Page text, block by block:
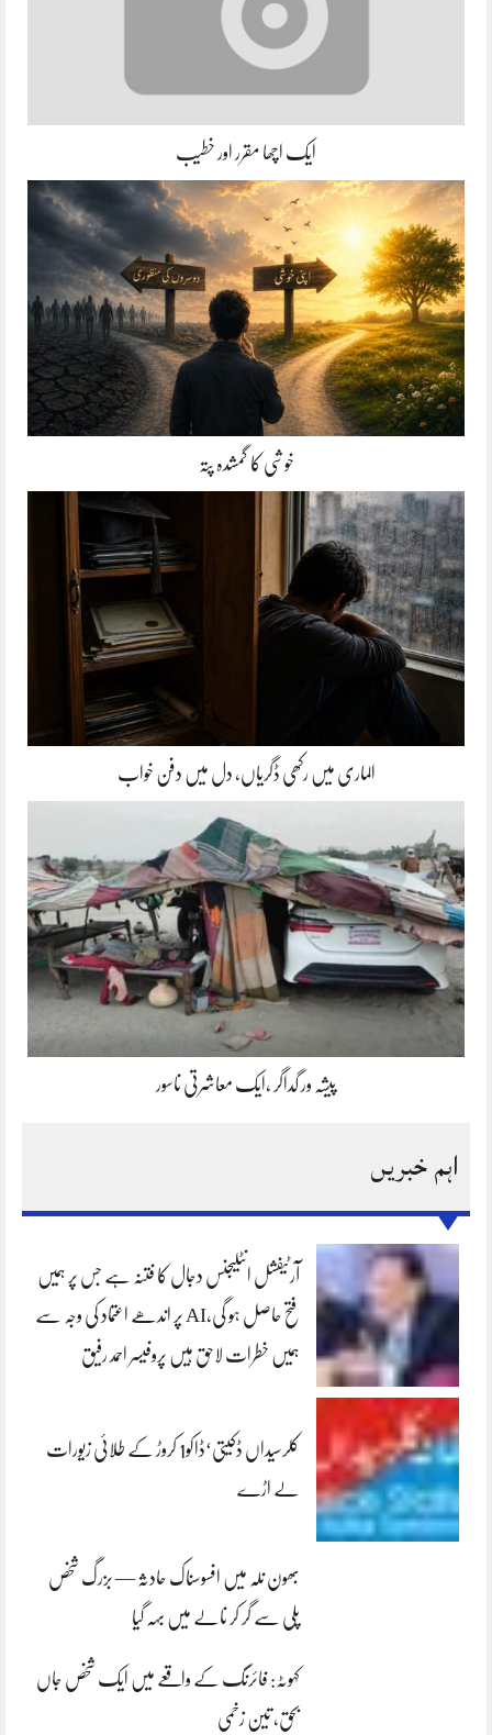
ایک اچھا مقرر اور خطیب
خوشی کا گمشدہ پتہ
الماری میں رکھی ڈگریاں، دل میں دفن خواب
پیشہ ور گداگر ،ایک معاشرتی ناسور
اہم خبریں
آرٹیفشل انٹلیجنس دجال کا فتنہ ہے جس پر ہمیں
فتح حاصل ہو گی،AI پر اندھے اعتماد کی وجہ سے
ہمیں خطرات لاحق ہیں پروفیسر احمد رفیق
کلرسیداں ڈکیتی‘ڈاکو1 کروڑ کے طلائی زیورات
لے اڑے
بھون نلہ میں افسوسناک حادثہ — بزرگ شخص
پلی سے گر کر نالے میں بہہ گیا
کہوٹہ: فائرنگ کے واقعے میں ایک شخص جاں
بحق، تین زخمی